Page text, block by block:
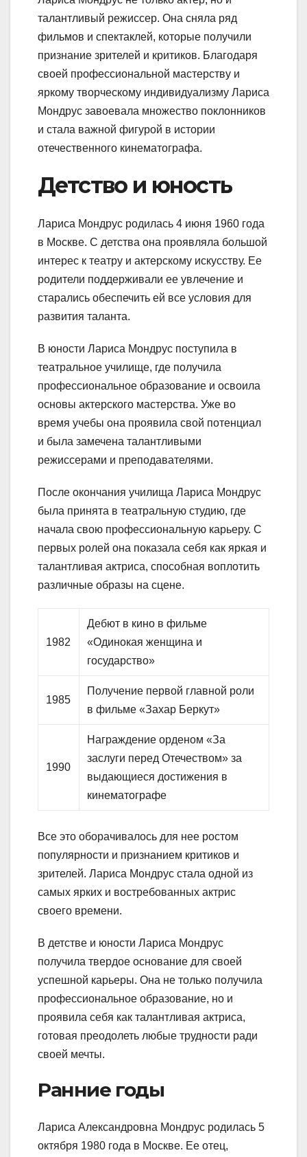
талантливый режиссер. Она сняла ряд
фильмов и спектаклей, которые получили
признание зрителей и критиков. Благодаря
своей профессиональной мастерству и
яркому творческому индивидуализму Лариса
Мондрус завоевала множество поклонников
и стала важной фигурой в истории
отечественного кинематографа.
Детство и юность
Лариса Мондрус родилась 4 июня 1960 года
в Москве. С детства она проявляла большой
интерес к театру и актерскому искусству. Ее
родители поддерживали ее увлечение и
старались обеспечить ей все условия для
развития таланта.
В юности Лариса Мондрус поступила в
театральное училище, где получила
профессиональное образование и освоила
основы актерского мастерства. Уже во
время учебы она проявила свой потенциал
и была замечена талантливыми
режиссерами и преподавателями.
После окончания училища Лариса Мондрус
была принята в театральную студию, где
начала свою профессиональную карьеру. С
первых ролей она показала себя как яркая и
талантливая актриса, способная воплотить
различные образы на сцене.
1982
Дебют в кино в фильме
«Одинокая женщина и
государство»
1985
Получение первой главной роли
в фильме «Захар Беркут»
1990
Награждение орденом «За
заслуги перед Отечеством» за
выдающиеся достижения в
кинематографе
Все это оборачивалось для нее ростом
популярности и признанием критиков и
зрителей. Лариса Мондрус стала одной из
самых ярких и востребованных актрис
своего времени.
В детстве и юности Лариса Мондрус
получила твердое основание для своей
успешной карьеры. Она не только получила
профессиональное образование, но и
проявила себя как талантливая актриса,
готовая преодолеть любые трудности ради
своей мечты.
Ранние годы
Лариса Александровна Мондрус родилась 5
октября 1980 года в Москве. Ее отец,